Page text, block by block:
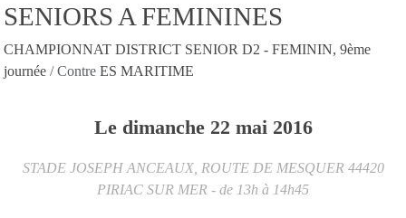
SENIORS A FEMININES
CHAMPIONNAT DISTRICT SENIOR D2 - FEMININ, 9ème
journée / Contre ES MARITIME
Le dimanche 22 mai 2016
STADE JOSEPH ANCEAUX, ROUTE DE MESQUER 44420
PIRIAC SUR MER - de 13h à 14h45